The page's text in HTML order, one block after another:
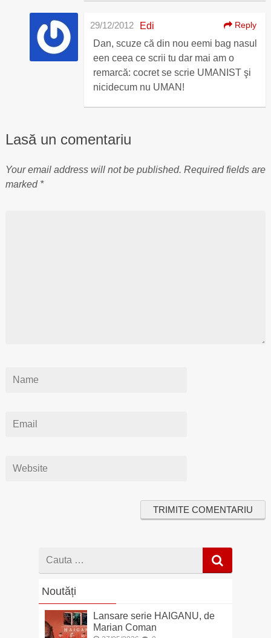
Edi
29/12/2012 Reply
Dan, scuze că din nou eemi bag nasul
een ceea ce scrii tu dar mai am o
remarcă: cocret se scrie UMANIST şi
nicidecum nu UMAN!
Lasă un comentariu
Your email address will not be published. Required fields are
marked *
Cauta
Noutăți
Lansare serie HAIGANU, de
Marian Coman